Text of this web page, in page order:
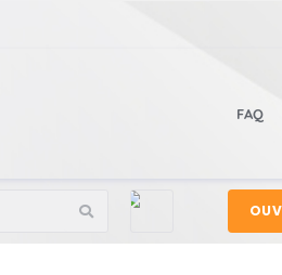
FAQ